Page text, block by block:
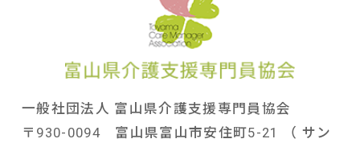
一般社団法人 富山県介護支援専門員協会
〒930-0094 富山県富山市安住町5-21 （ サン